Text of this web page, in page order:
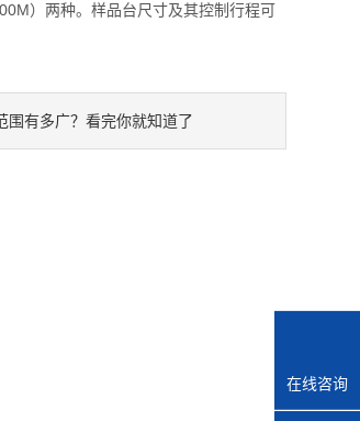
）两种。样品台尺寸及其控制行程可
围有多广？看完你就知道了
在线咨询